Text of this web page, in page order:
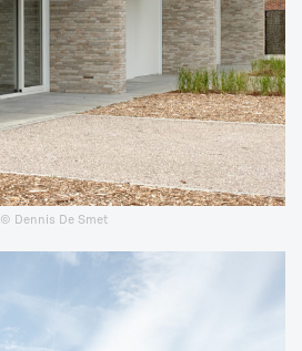
© Dennis De Smet